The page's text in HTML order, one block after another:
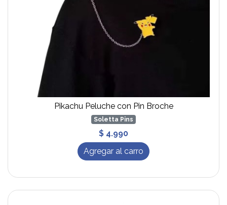
Pikachu Peluche con Pin Broche
Soletta Pins
$ 4.990
Agregar al carro